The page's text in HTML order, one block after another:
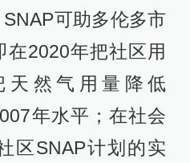
可助多伦多市
2020年把社区用
天然气用量降低
年水平；在社会
区SNAP计划的实